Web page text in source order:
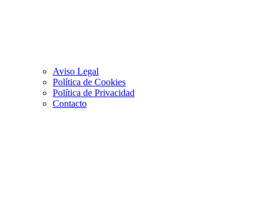
Aviso Legal
Política de Cookies
Política de Privacidad
Contacto